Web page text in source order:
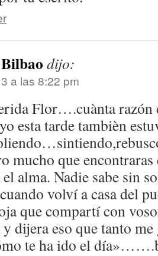
dijo:
a las 8:22 pm
Flor….cuànta razón
esta tarde tambièn
mucho que encontraras
alma. Nadie sabe sin
volví a casa del
que compartí con
y dijera eso que tanto
te ha ido el